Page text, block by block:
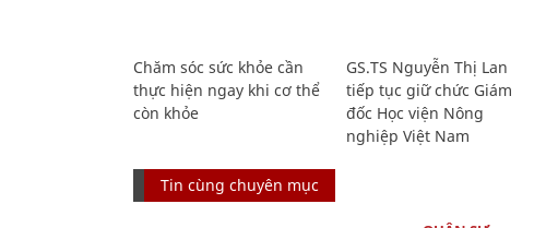
Chăm sóc sức khỏe cần
thực hiện ngay khi cơ thể
còn khỏe
GS.TS Nguyễn Thị Lan
tiếp tục giữ chức Giám
đốc Học viện Nông
nghiệp Việt Nam
Tin cùng chuyên mục